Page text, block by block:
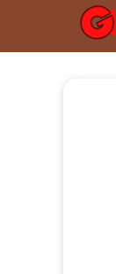
content